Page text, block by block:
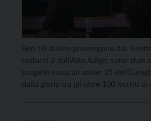
Ben 10 di loro provengono dal
restanti 2 dall’Alto Adige: sono stati
progetti musicali under 35
dalla giuria tra gli oltre 100 iscritti al